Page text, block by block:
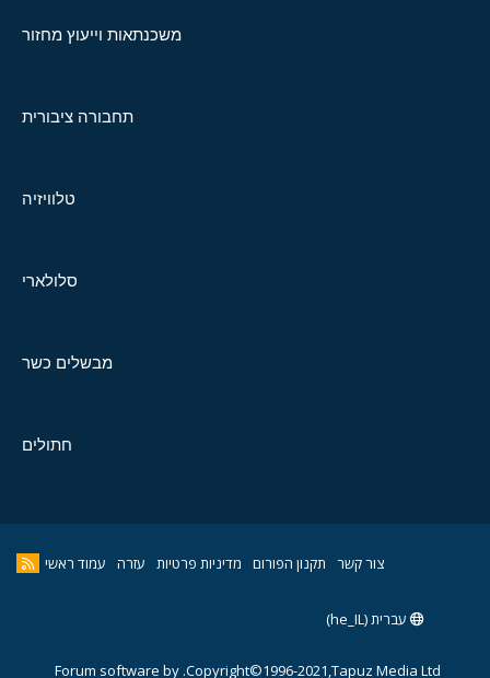
משכנתאות וייעוץ מחזור
תחבורה ציבורית
טלוויזיה
סלולארי
מבשלים כשר
חתולים
צור קשר תקנון הפורום מדיניות פרטיות עזרה עמוד ראשי
עברית (he_IL)
Copyright©1996-2021,Tapuz Media Ltd.
Forum software by